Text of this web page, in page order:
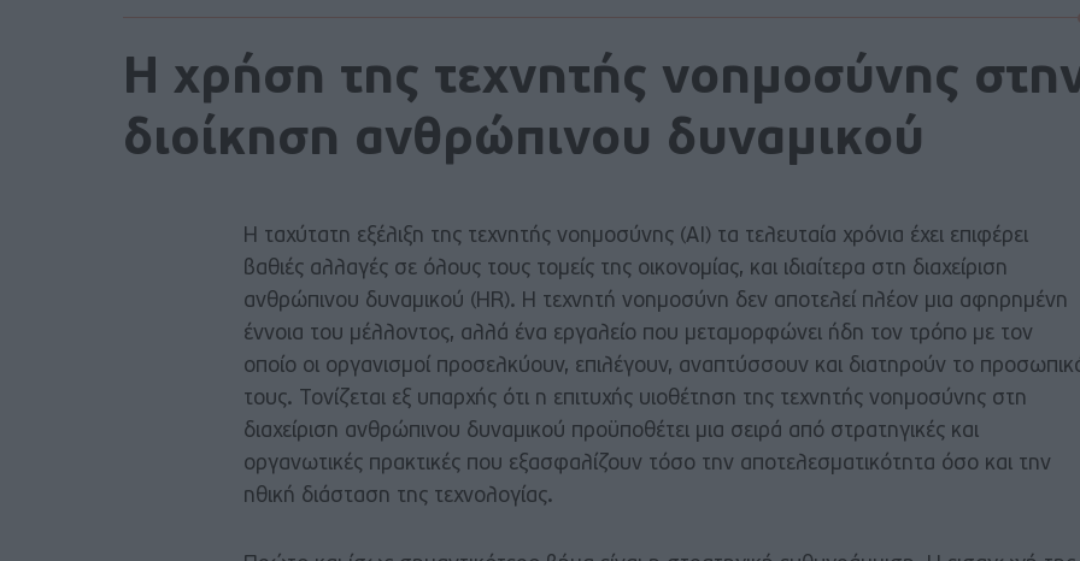
Η χρήση της τεχνητής νοημοσύνης
διοίκηση ανθρώπινου δυναμικού
Η ταχύτατη εξέλιξη της τεχνητής νοημοσύνης (ΑΙ) τα τελευταία χρόνια έχει επιφέρει
βαθιές αλλαγές σε όλους τους τομείς της οικονομίας, και ιδιαίτερα στη διαχείριση
ανθρώπινου δυναμικού (HR). Η τεχνητή νοημοσύνη δεν αποτελεί πλέον μια αφηρημένη
έννοια του μέλλοντος, αλλά ένα εργαλείο που μεταμορφώνει ήδη τον τρόπο με τον
οποίο οι οργανισμοί προσελκύουν, επιλέγουν, αναπτύσσουν και διατηρούν το
τους. Τονίζεται εξ υπαρχής ότι η επιτυχής υιοθέτηση της τεχνητής νοημοσύνης στη
διαχείριση ανθρώπινου δυναμικού προϋποθέτει μια σειρά από στρατηγικές και
οργανωτικές πρακτικές που εξασφαλίζουν τόσο την αποτελεσματικότητα όσο και την
ηθική διάσταση της τεχνολογίας.